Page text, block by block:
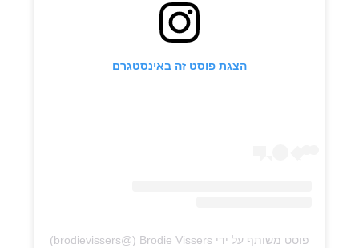
הצגת פוסט זה באינסטגרם
פוסט משותף על ידי ‏‎Brodie Vissers‎‏ (@‏‎brodievissers‎‏)